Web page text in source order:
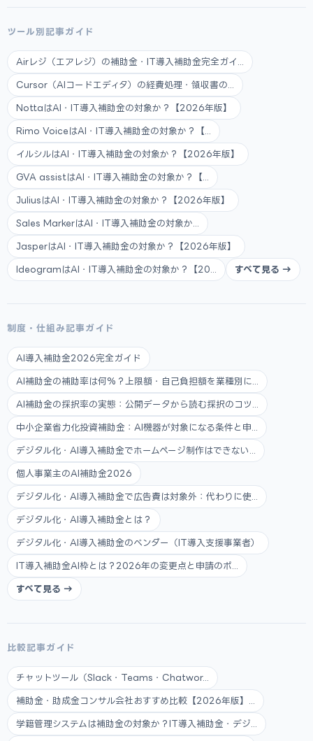
ツール別記事ガイド
Airレジ（エアレジ）の補助金・IT導入補助金完全ガイ...
Cursor（AIコードエディタ）の経費処理・領収書の...
NottaはAI・IT導入補助金の対象か？【2026年版】
Rimo VoiceはAI・IT導入補助金の対象か？【...
イルシルはAI・IT導入補助金の対象か？【2026年版】
GVA assistはAI・IT導入補助金の対象か？【...
JuliusはAI・IT導入補助金の対象か？【2026年版】
Sales MarkerはAI・IT導入補助金の対象か...
JasperはAI・IT導入補助金の対象か？【2026年版】
IdeogramはAI・IT導入補助金の対象か？【20... すべて見る →
制度・仕組み記事ガイド
AI導入補助金2026完全ガイド
AI補助金の補助率は何%？上限額・自己負担額を業種別に...
AI補助金の採択率の実態：公開データから読む採択のコツ...
中小企業省力化投資補助金：AI機器が対象になる条件と申...
デジタル化・AI導入補助金でホームページ制作はできない...
個人事業主のAI補助金2026
デジタル化・AI導入補助金で広告費は対象外：代わりに使...
デジタル化・AI導入補助金とは？
デジタル化・AI導入補助金のベンダー（IT導入支援事業者）
IT導入補助金AI枠とは？2026年の変更点と申請のポ...
すべて見る →
比較記事ガイド
チャットツール（Slack・Teams・Chatwor...
補助金・助成金コンサル会社おすすめ比較【2026年版】...
学籍管理システムは補助金の対象か？IT導入補助金・デジ...